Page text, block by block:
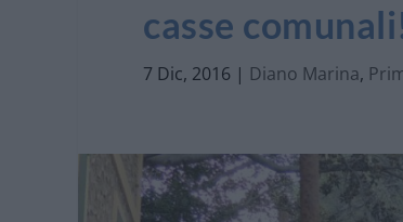
casse
7 Dic, 2016 | Diano Marina,